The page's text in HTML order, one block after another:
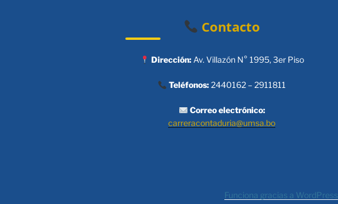
Contacto
Dirección:Av. Villazón N° 1995, 3er Piso
Teléfonos:2440162 – 2911811
Correo electrónico:
carreracontaduria@umsa.bo
Funciona gracias a WordPress